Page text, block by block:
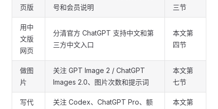
页版
号和会员说明
三节
用中
文版
网页
分清官方 ChatGPT 支持中文和第
三方中文入口
本文第
四节
做图
片
关注 GPT Image 2 / ChatGPT
Images 2.0、图片次数和提示词
本文第
七节
写代
关注 Codex、ChatGPT Pro、额
本文第